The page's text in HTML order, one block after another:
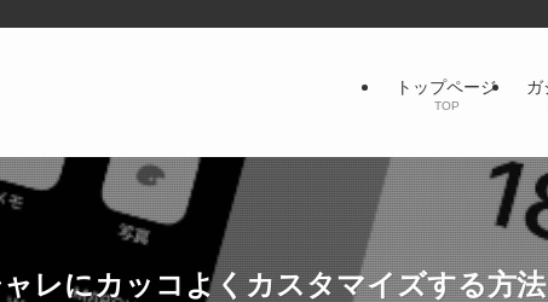
トップページ
TOP
ガ
レにカッコよくカスタマイズする方法